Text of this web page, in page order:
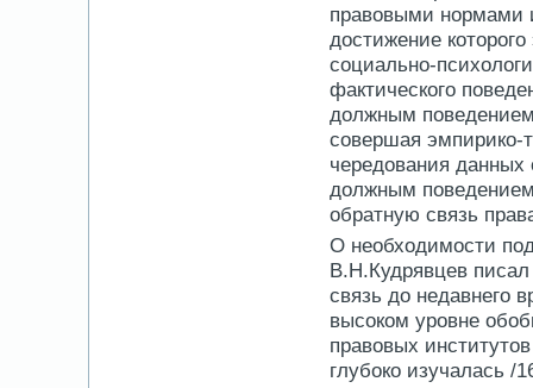
правовыми нормами
достижение
социально-
фактического
должным поведением
совершая эмпирико-
чередования
должным
обратную связь
О необходимости
В.Н.Кудрявцев
связь до недавнего
высоком уровне
правовых
глубоко изучалась /